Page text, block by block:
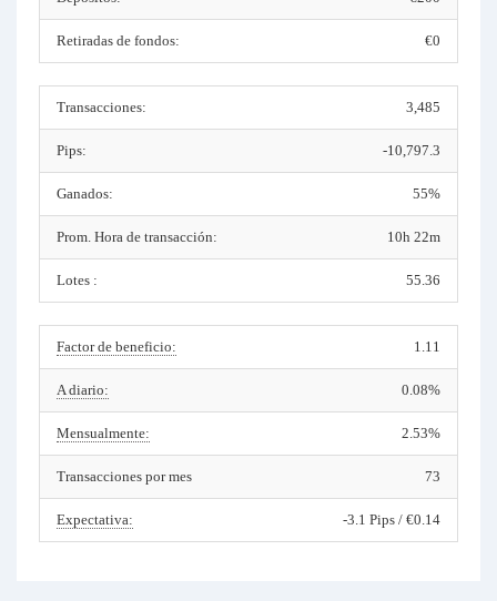
Retiradas de fondos: €0
Transacciones: 3,485
Pips: -10,797.3
Ganados: 55%
Prom. Hora de transacción: 10h 22m
Lotes : 55.36
Factor de beneficio: 1.11
A diario: 0.08%
Mensualmente: 2.53%
Transacciones por mes 73
Expectativa: -3.1 Pips / €0.14